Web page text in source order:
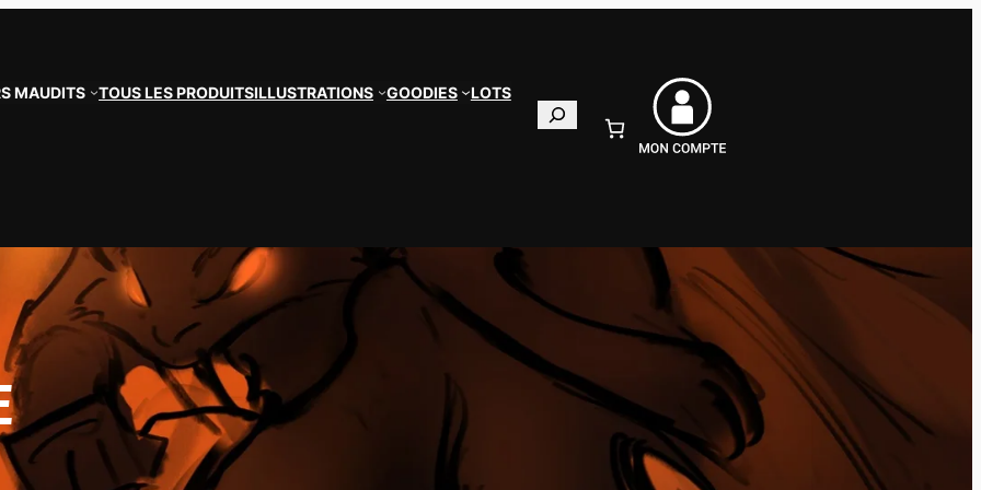
MAUDITS TOUS LES PRODUITSILLUSTRATIONS GOODIES LOTS
Recherche